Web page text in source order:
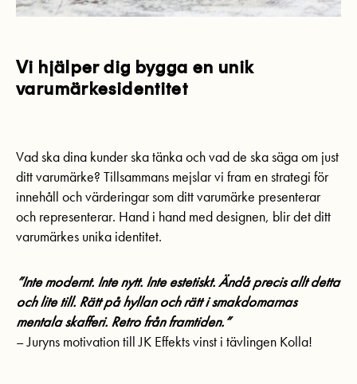
Vi hjälper dig bygga en unik
varumärkesidentitet
Vad ska dina kunder ska tänka och vad de ska säga om just
ditt varumärke? Tillsammans mejslar vi fram en strategi för
innehåll och värderingar som ditt varumärke presenterar
och representerar. Hand i hand med designen, blir det ditt
varumärkes unika identitet.
”Inte modernt. Inte nytt. Inte estetiskt. Ändå precis allt detta
och lite till. Rätt på hyllan och rätt i smakdomarnas
mentala skafferi. Retro från framtiden.”
– Juryns motivation till JK Effekts vinst i tävlingen Kolla!